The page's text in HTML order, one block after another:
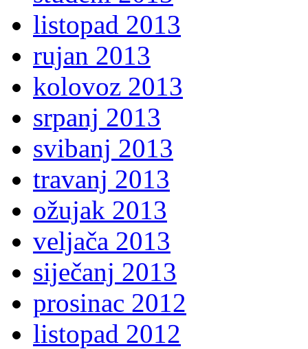
listopad 2013
rujan 2013
kolovoz 2013
srpanj 2013
svibanj 2013
travanj 2013
ožujak 2013
veljača 2013
siječanj 2013
prosinac 2012
listopad 2012